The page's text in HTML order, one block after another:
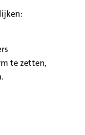
te zetten,